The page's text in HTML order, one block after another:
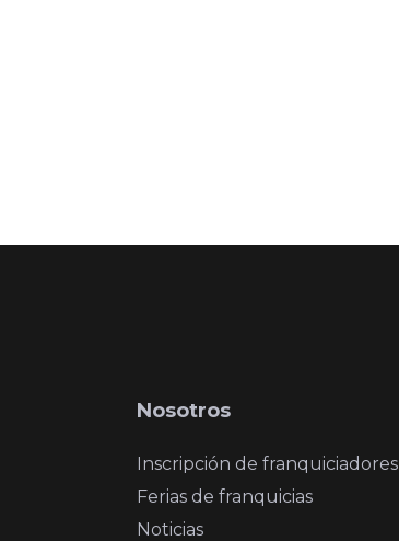
Nosotros
Inscripción de franquiciadores
Ferias de franquicias
Noticias